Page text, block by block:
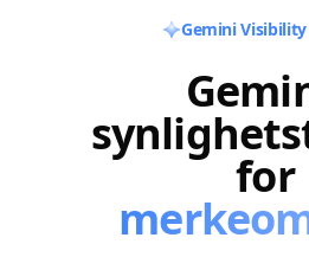
Gemini
for